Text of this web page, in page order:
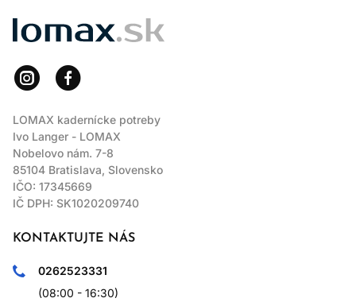
LOMAX
LOMAX kadernícke potreby
Ivo Langer - LOMAX
Nobelovo nám. 7-8
85104 Bratislava, Slovensko
IČO: 17345669
IČ DPH: SK1020209740
KONTAKTUJTE NÁS
0262523331
(08:00 - 16:30)